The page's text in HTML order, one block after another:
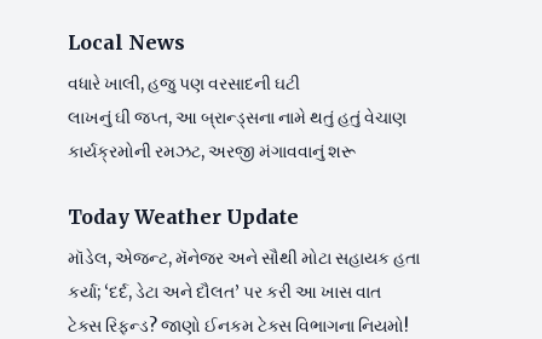
Local News
વધારે ખાલી, હજુ પણ વરસાદની ઘટી
લાખનું ઘી જપ્ત, આ બ્રાન્ડ્સના નામે થતું હતું વેચાણ
કાર્યક્રમોની રમઝટ, અરજી મંગાવવાનું શરૂ
Today Weather Update
મૉડેલ, એજન્ટ, મૅનેજર અને સૌથી મોટા સહાયક હતા
કર્યા; ‘દર્દ, ડેટા અને દૌલત’ પર કરી આ ખાસ વાત
ટેક્સ રિફન્ડ? જાણો ઈનકમ ટેક્સ વિભાગના નિયમો!